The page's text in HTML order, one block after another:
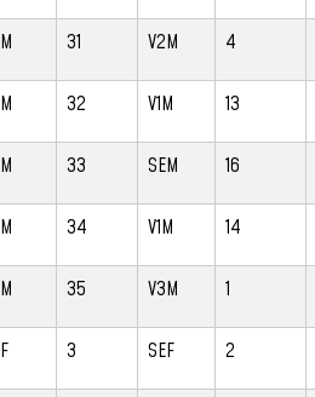
M 31 V2M 4
M 32 V1M 13
M 33 SEM 16
M 34 V1M 14
M 35 V3M 1
F 3 SEF 2